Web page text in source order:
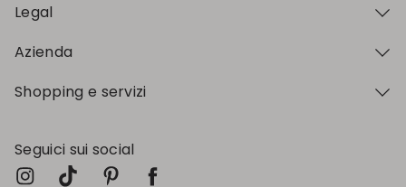
Legal
Azienda
Shopping e servizi
Seguici sui social